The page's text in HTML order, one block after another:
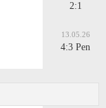
2:1
13.05.26
4:3 Pen